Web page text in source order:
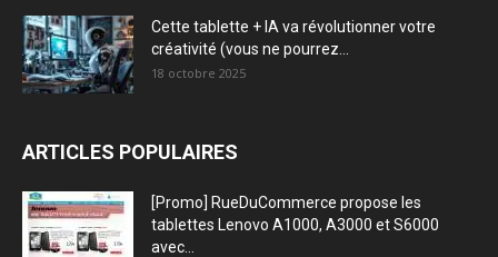
Cette tablette + IA va révolutionner votre
créativité (vous ne pourrez...
18 octobre 2025
ARTICLES POPULAIRES
[Promo] RueDuCommerce propose les
tablettes Lenovo A1000, A3000 et S6000
avec...